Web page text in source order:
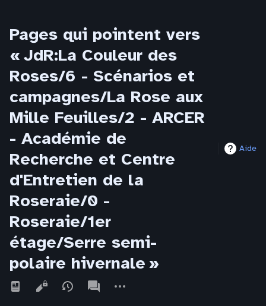
Pages qui pointent vers
« JdR:La Couleur des
Roses/6 - Scénarios et
campagnes/La Rose aux
Mille Feuilles/2 - ARCER
- Académie de
Recherche et Centre
d'Entretien de la
Roseraie/0 -
Roseraie/1er
étage/Serre semi-
polaire hivernale »
Aide
Affichages
associated-
pages
actions